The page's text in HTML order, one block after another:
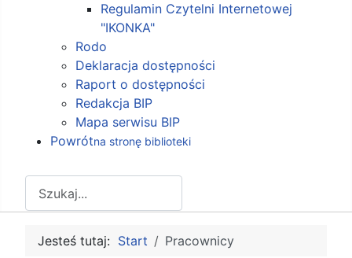
Regulamin Czytelni Internetowej
"IKONKA"
Rodo
Deklaracja dostępności
Raport o dostępności
Redakcja BIP
Mapa serwisu BIP
Powrótna stronę biblioteki
Jesteś tutaj: Start Pracownicy